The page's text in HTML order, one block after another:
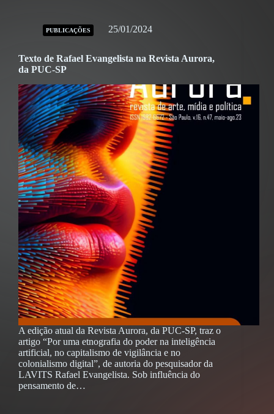
PUBLICAÇÕES 25/01/2024
Texto de Rafael Evangelista na Revista Aurora,
da PUC-SP
A edição atual da Revista Aurora, da PUC-SP, traz o
artigo “Por uma etnografia do poder na inteligência
artificial, no capitalismo de vigilância e no
colonialismo digital”, de autoria do pesquisador da
LAVITS Rafael Evangelista. Sob influência do
pensamento de…